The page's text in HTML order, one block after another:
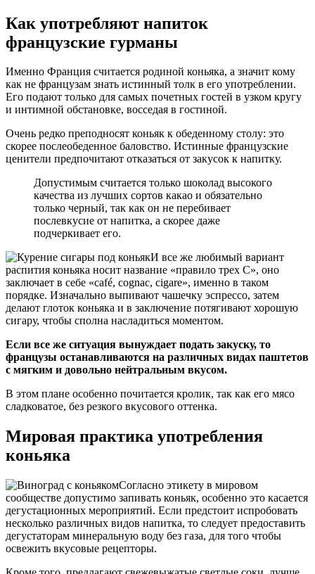
Как употребляют напиток
французские гурманы
Именно Франция считается родиной коньяка, а значит кому
как не французам знать истинный толк в его употреблении.
Его подают только для самых почетных гостей в узком кругу
и интимной обстановке, восседая в гостиной.
Очень редко преподносят коньяк к обеденному столу: это
скорее послеобеденное баловство. Истинные французские
ценители предпочитают отказаться от закусок к напитку.
Допустимым считается только шоколад высокого
качества из лучших сортов какао и обязательно
только черный, так как он не перебивает
послевкусие от напитка, а скорее даже
подчеркивает его.
И все же любимый вариант
распития коньяка носит название «правило трех С», оно
заключает в себе «café, cognac, cigare», именно в таком
порядке. Изначально выпивают чашечку эспрессо, затем
делают глоток коньяка и в заключение потягивают хорошую
сигару, чтобы сполна насладиться моментом.
Если все же ситуация вынуждает подать закуску, то
французы останавливаются на различных видах паштетов
с мягким и довольно нейтральным вкусом.
В этом плане особенно почитается кролик, так как его мясо
сладковатое, без резкого вкусового оттенка.
Мировая практика употребления
коньяка
Согласно этикету в мировом
сообществе допустимо запивать коньяк, особенно это касается
дегустационных мероприятий. Если предстоит испробовать
несколько различных видов напитка, то следует предоставить
дегустаторам минеральную воду без газа, для того чтобы
освежить вкусовые рецепторы.